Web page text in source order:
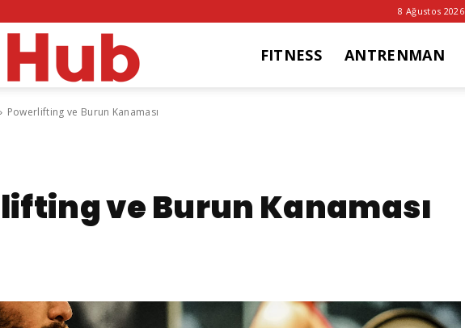
8 Ağustos 2026
Hub
FITNESS ANTRENMAN
Powerlifting ve Burun Kanaması
ve Burun Kanaması